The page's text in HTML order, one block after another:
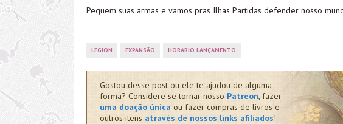
Peguem suas armas e vamos pras Ilhas Partidas defender nosso
LEGION EXPANSÃO HORARIO LANÇAMENTO
Gostou desse post ou ele te ajudou de alguma
forma? Considere se tornar nosso Patreon, fazer
uma doação única ou fazer compras de livros e
outros itens através de nossos links afiliados!